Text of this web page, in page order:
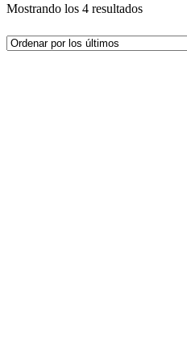
Mostrando los 4 resultados